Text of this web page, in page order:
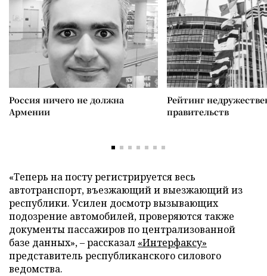
Россия ничего не должна
Армении
Рейтинг
правительств
«Теперь на посту регистрируется весь
автотранспорт, въезжающий и выезжающий из
республики. Усилен досмотр вызывающих
подозрение автомобилей, проверяются также
документы пассажиров по централизованной
базе данных», – рассказал «Интерфаксу»
представитель республиканского силового
ведомства.